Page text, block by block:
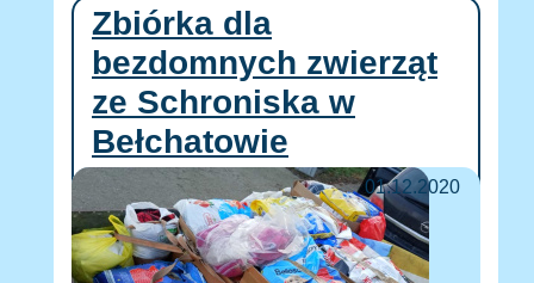
Zbiórka dla
bezdomnych zwierząt
ze Schroniska w
Bełchatowie
01.12.2020